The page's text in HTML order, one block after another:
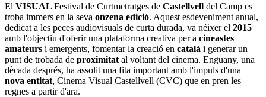
El VISUAL Festival de Curtmetratges de Castellvell del Camp es
troba immers en la seva onzena edició. Aquest esdeveniment anual,
dedicat a les peces audiovisuals de curta durada, va néixer el 2015
amb l'objectiu d'oferir una plataforma creativa per a cineastes
amateurs i emergents, fomentar la creació en català i generar un
punt de trobada de proximitat al voltant del cinema. Enguany, una
dècada després, ha assolit una fita important amb l'impuls d'una
nova entitat, Cinema Visual Castellvell (CVC) que en pren les
regnes a partir d'ara.